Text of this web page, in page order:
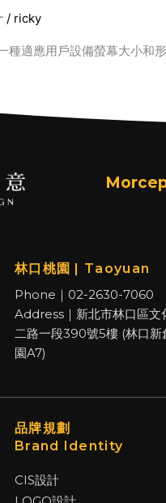
/ ricky
種適應用戶設備螢幕大小和
林口桃園 | Taoyuan
Phone｜02-2630-7060
Address｜新北市林口區文
二路一段390號5樓 (林口新
園A7)
品牌規劃
Brand Identity
CIS設計